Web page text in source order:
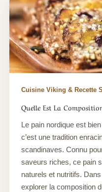
Cuisine Viking & Recette
Quelle Est La
Le pain nordique est
c’est une tradition
scandinaves. Connu
saveurs riches, ce pain
naturels et nutritifs.
explorer la composition